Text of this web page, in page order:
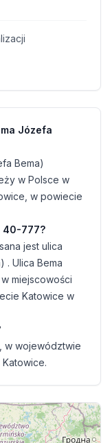
Józefa
Bema)
w Polsce w
w powiecie
40-777?
jest ulica
. Ulica Bema
miejscowości
Katowice w
w województwie